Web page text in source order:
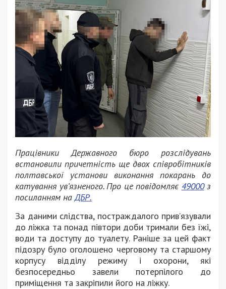
Працівники Державного бюро розслідувань
встановили причетність ще двох співробітників
полтавської установи виконання покарань до
катування ув’язненого. Про це повідомляє 49000з
посиланням наДБР.
За даними слідства, постраждалого прив’язували
до ліжка та понад півтори доби тримали без їжі,
води та доступу до туалету. Раніше за цей факт
підозру було оголошено черговому та старшому
корпусу відділу режиму і охорони, які
безпосередньо завели потерпілого до
приміщення та закріпили його на ліжку.